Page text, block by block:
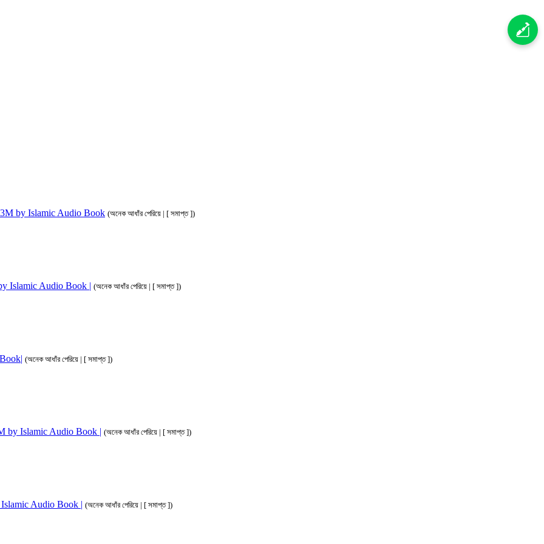
3M by Islamic Audio Book (অনেক আধাঁর পেরিয়ে | [ সমাপ্ত ])
by Islamic Audio Book | (অনেক আধাঁর পেরিয়ে | [ সমাপ্ত ])
(অনেক আধাঁর পেরিয়ে | [ সমাপ্ত ])
by Islamic Audio Book | (অনেক আধাঁর পেরিয়ে | [ সমাপ্ত ])
Islamic Audio Book | (অনেক আধাঁর পেরিয়ে | [ সমাপ্ত ])